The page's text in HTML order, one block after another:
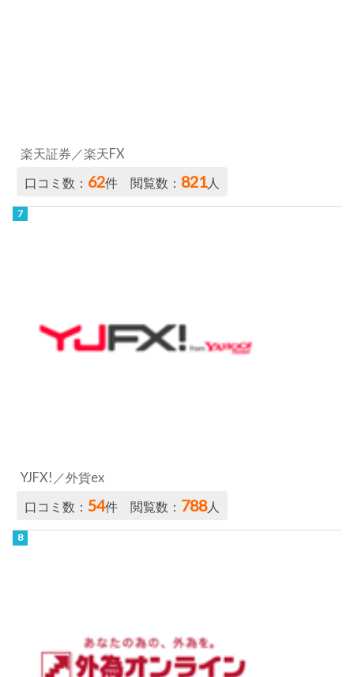
楽天証券／楽天FX
口コミ数： 62件 閲覧数： 821人
YJFX!／外貨ex
口コミ数：54件 閲覧数： 788人